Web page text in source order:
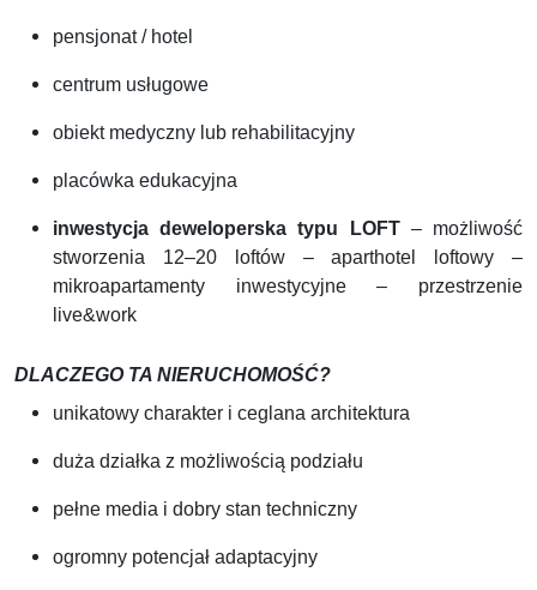
pensjonat / hotel
centrum usługowe
obiekt medyczny lub rehabilitacyjny
placówka edukacyjna
inwestycja deweloperska typu LOFT– możliwość
stworzenia 12–20 loftów – aparthotel loftowy –
mikroapartamenty inwestycyjne – przestrzenie
live&work
DLACZEGO TA NIERUCHOMOŚĆ?
unikatowy charakter i ceglana architektura
duża działka z możliwością podziału
pełne media i dobry stan techniczny
ogromny potencjał adaptacyjny